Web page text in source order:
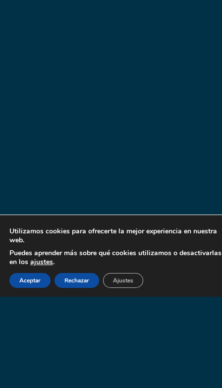
Utilizamos cookies para ofrecerte la mejor experiencia en nuestra
web.
Puedes aprender más sobre qué cookies utilizamos o desactivarlas
en los ajustes.
Aceptar Rechazar Ajustes